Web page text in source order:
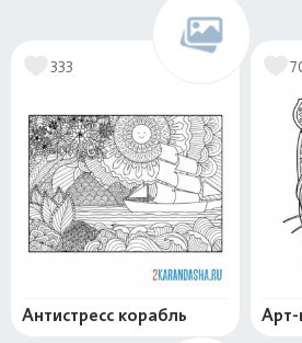
333
Антистресс корабль Арт-